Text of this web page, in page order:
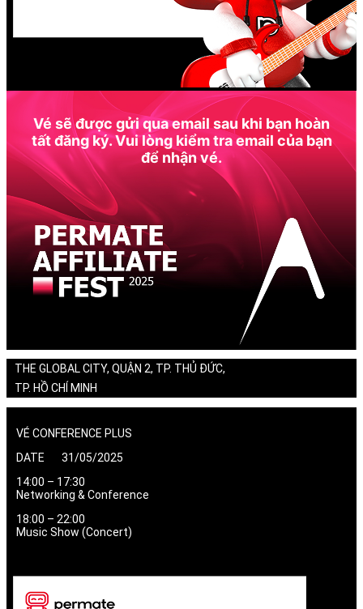
Vé sẽ được gửi qua email sau khi bạn hoàn
tất đăng ký. Vui lòng kiểm tra email của bạn
để nhận vé.
THE GLOBAL CITY, QUẬN 2, TP. THỦ ĐỨC,
TP. HỒ CHÍ MINH
VÉ CONFERENCE PLUS
DATE 31/05/2025
14:00 – 17:30
Networking & Conference
18:00 – 22:00
Music Show (Concert)